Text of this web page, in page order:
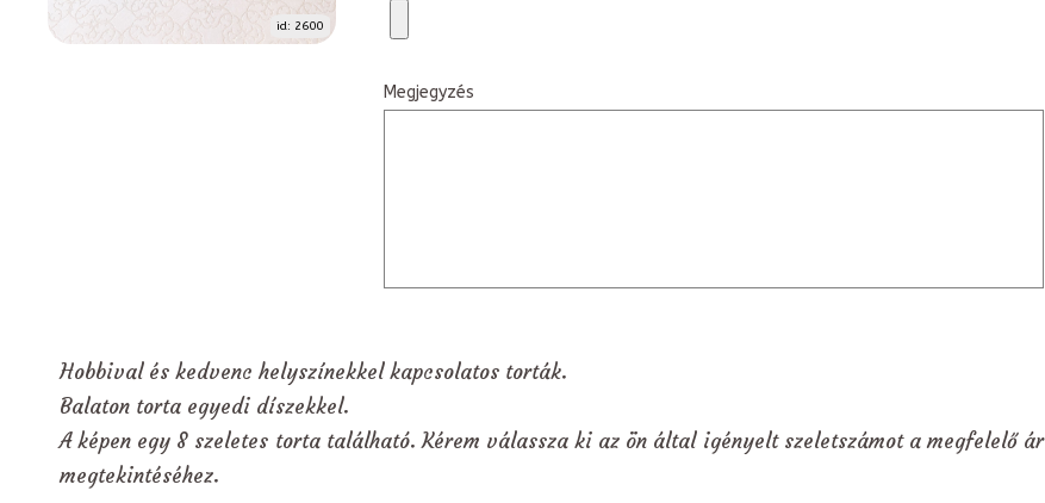
id: 2600
Megjegyzés
Hobbival és kedvenc helyszínekkel kapcsolatos torták.
Balaton torta egyedi díszekkel.
A képen egy 8 szeletes torta található. Kérem válassza ki az ön által igényelt szeletszámot a megfelelő ár
megtekintéséhez.